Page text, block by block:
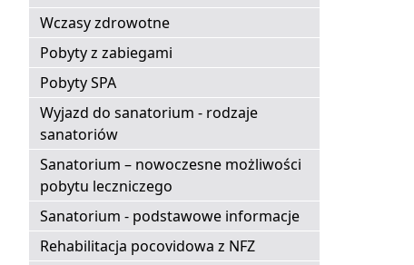
Wczasy zdrowotne
Pobyty z zabiegami
Pobyty SPA
Wyjazd do sanatorium - rodzaje
sanatoriów
Sanatorium – nowoczesne możliwości
pobytu leczniczego
Sanatorium - podstawowe informacje
Rehabilitacja pocovidowa z NFZ